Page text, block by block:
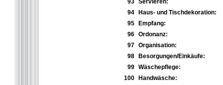
93
Servieren:
94
Haus- und Tischdekoration:
95
Empfang:
96
Ordonanz:
97
Organisation:
98
Besorgungen/Einkäufe:
99
Wäschepflege:
100
Handwäsche: